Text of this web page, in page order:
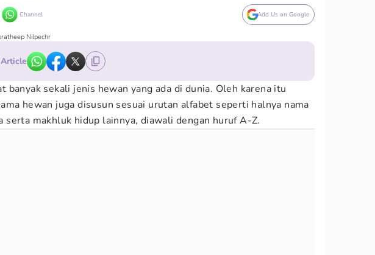
Channel Add Us on Google
Nilpechr
banyak sekali jenis hewan yang ada di dunia. Oleh karena itu
hewan juga disusun sesuai urutan alfabet seperti halnya nama
serta makhluk hidup lainnya, diawali dengan huruf A-Z.